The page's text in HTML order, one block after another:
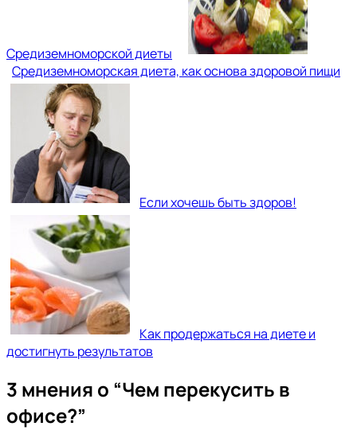
Средиземноморской диеты
Средиземноморская диета, как основа здоровой пищи
Если хочешь быть здоров!
Как продержаться на диете и
достигнуть результатов
3 мнения о “Чем перекусить в
офисе?”